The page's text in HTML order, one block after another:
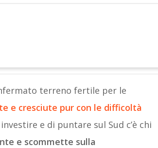
terreno fertile per le
e cresciute pur con le difficoltà
e di puntare sul Sud c’è chi
e scommette sulla